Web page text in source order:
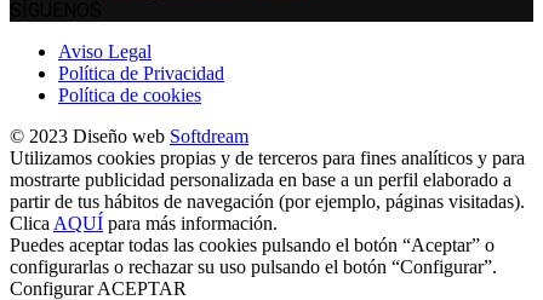
Aviso Legal
Política de Privacidad
Política de cookies
© 2023 Diseño web Softdream
Utilizamos cookies propias y de terceros para fines analíticos y para
mostrarte publicidad personalizada en base a un perfil elaborado a
partir de tus hábitos de navegación (por ejemplo, páginas visitadas).
Clica AQUÍ para más información.
Puedes aceptar todas las cookies pulsando el botón “Aceptar” o
configurarlas o rechazar su uso pulsando el botón “Configurar”.
Configurar ACEPTAR